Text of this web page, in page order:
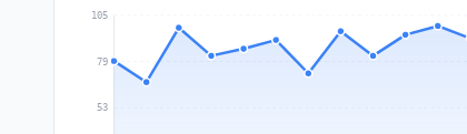
53
79
105